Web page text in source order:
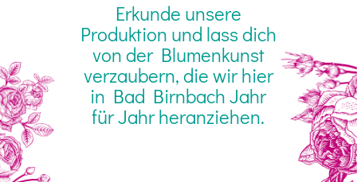
Erkunde unsere
Produktion und lass dich
von der Blumenkunst
verzaubern, die wir hier
in Bad Birnbach Jahr
für Jahr heranziehen.